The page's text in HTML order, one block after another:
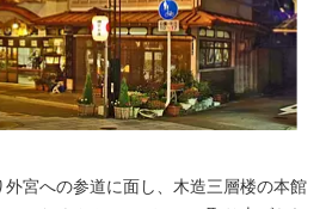
宮への参道に面し、木造三層楼の本館